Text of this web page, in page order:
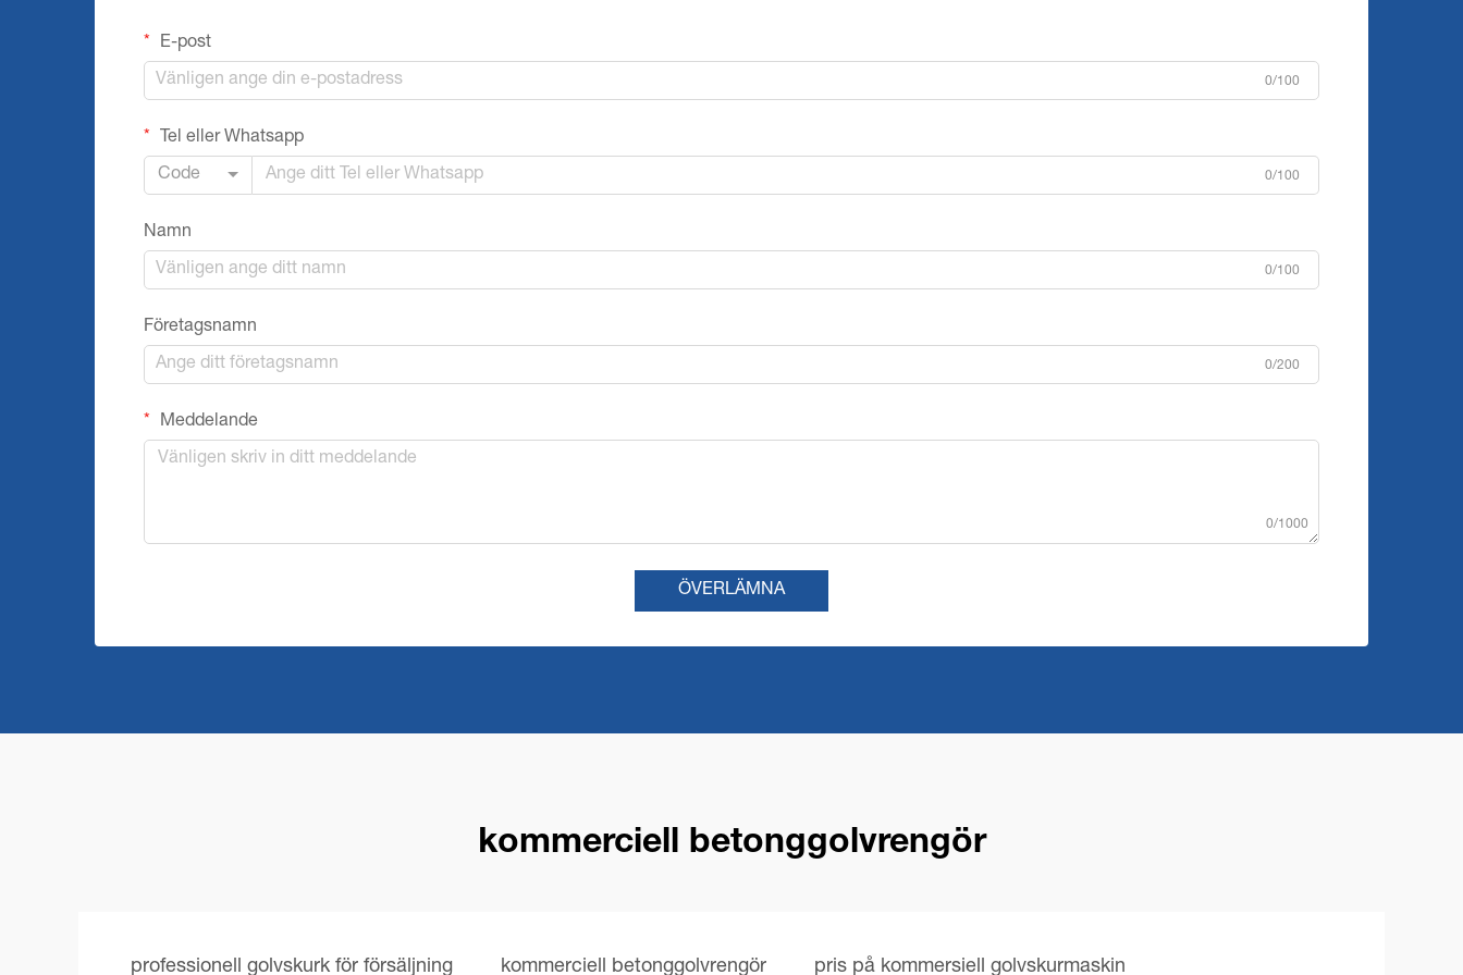
E-post
0/100
Tel eller Whatsapp
Code 0/100
Namn
0/100
Företagsnamn
0/200
Meddelande
0/1000
ÖVERLÄMNA
kommerciell betonggolvrengör
professionell golvskurk för försäljning kommerciell betonggolvrengör pris på kommersiell golvskurmaskin